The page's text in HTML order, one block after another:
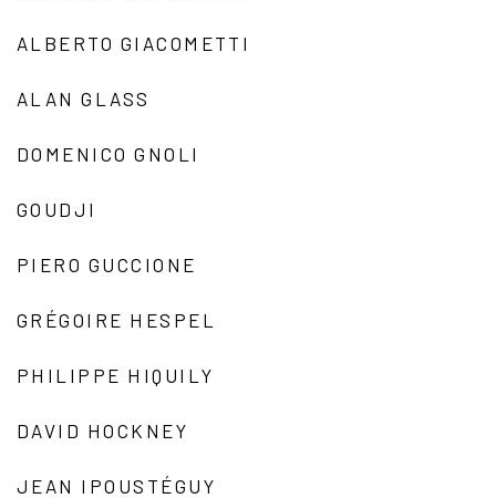
ALBERTO GIACOMETTI
ALAN GLASS
DOMENICO GNOLI
GOUDJI
PIERO GUCCIONE
GRÉGOIRE HESPEL
PHILIPPE HIQUILY
DAVID HOCKNEY
JEAN IPOUSTÉGUY